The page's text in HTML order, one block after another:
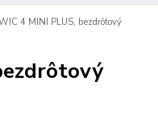
4 MINI PLUS, bezdrôtový